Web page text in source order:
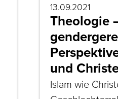
13.09.2021
Theologie
und
Islam wie